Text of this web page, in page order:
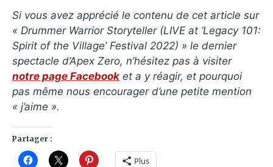
Si vous avez apprécié le contenu de cet article sur
« Drummer Warrior Storyteller (LIVE at ‘Legacy 101:
Spirit of the Village’ Festival 2022) » le dernier
spectacle d’Apex Zero, n’hésitez pas à visiter
notre page Facebook et a y réagir, et pourquoi
pas même nous encourager d’une petite mention
« j’aime ».
Partager :
Plus